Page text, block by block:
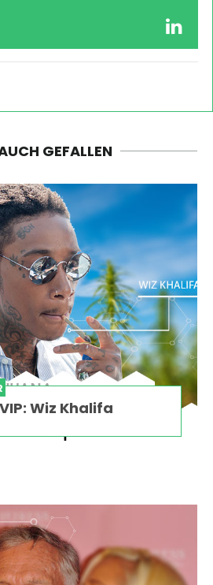
GEFALLEN
Wiz Khalifa